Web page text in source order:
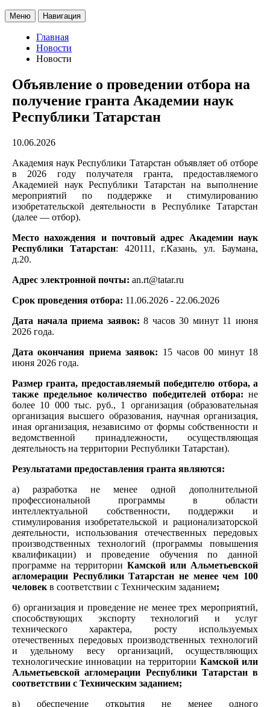
Меню Навигация
Главная
Новости
Новости
Объявление о проведении отбора на
получение гранта Академии наук
Республики Татарстан
10.06.2026
Академия наук Республики Татарстан объявляет об отборе
в 2026 году получателя гранта, предоставляемого
Академией наук Республики Татарстан на выполнение
мероприятий по поддержке и стимулированию
изобретательской деятельности в Республике Татарстан
(далее — отбор).
Место нахождения и почтовый адрес Академии наук
Республики Татарстан: 420111, г.Казань, ул. Баумана,
д.20.
Адрес электронной почты: an.rt@tatar.ru
Срок проведения отбора: 11.06.2026 - 22.06.2026
Дата начала приема заявок: 8 часов 30 минут 11 июня
2026 года.
Дата окончания приема заявок: 15 часов 00 минут 18
июня 2026 года.
Размер гранта, предоставляемый победителю отбора, а
также предельное количество победителей отбора: не
более 10 000 тыс. руб., 1 организация (образовательная
организация высшего образования, научная организация,
иная организация, независимо от формы собственности и
ведомственной принадлежности, осуществляющая
деятельность на территории Республики Татарстан).
Результатами предоставления гранта являются:
а) разработка не менее одной дополнительной
профессиональной программы в области
интеллектуальной собственности, поддержки и
стимулирования изобретательской и рационализаторской
деятельности, использования отечественных передовых
производственных технологий (программы повышения
квалификации) и проведение обучения по данной
программе на территории Камской или Альметьевской
агломерации Республики Татарстан не менее чем 100
человек в соответствии с Техническим заданием;
б) организация и проведение не менее трех мероприятий,
способствующих экспорту технологий и услуг
технического характера, росту используемых
отечественных передовых производственных технологий
и удельному весу организаций, осуществляющих
технологические инновации на территории Камской или
Альметьевской агломерации Республики Татарстан в
соответствии с Техническим заданием;
в) обеспечение открытия не менее одного